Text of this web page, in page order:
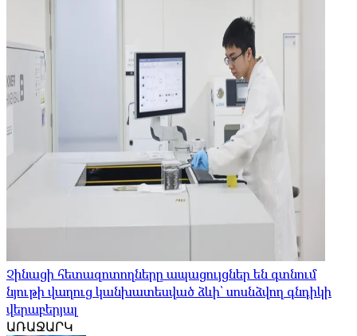
Չինացի հետազոտողները ապացույցներ են գտնում
նյութի վաղուց կանխատեսված ձևի՝ սոսնձվող գնդիկի
վերաբերյալ
ԱՌԱՋԱՐԿ